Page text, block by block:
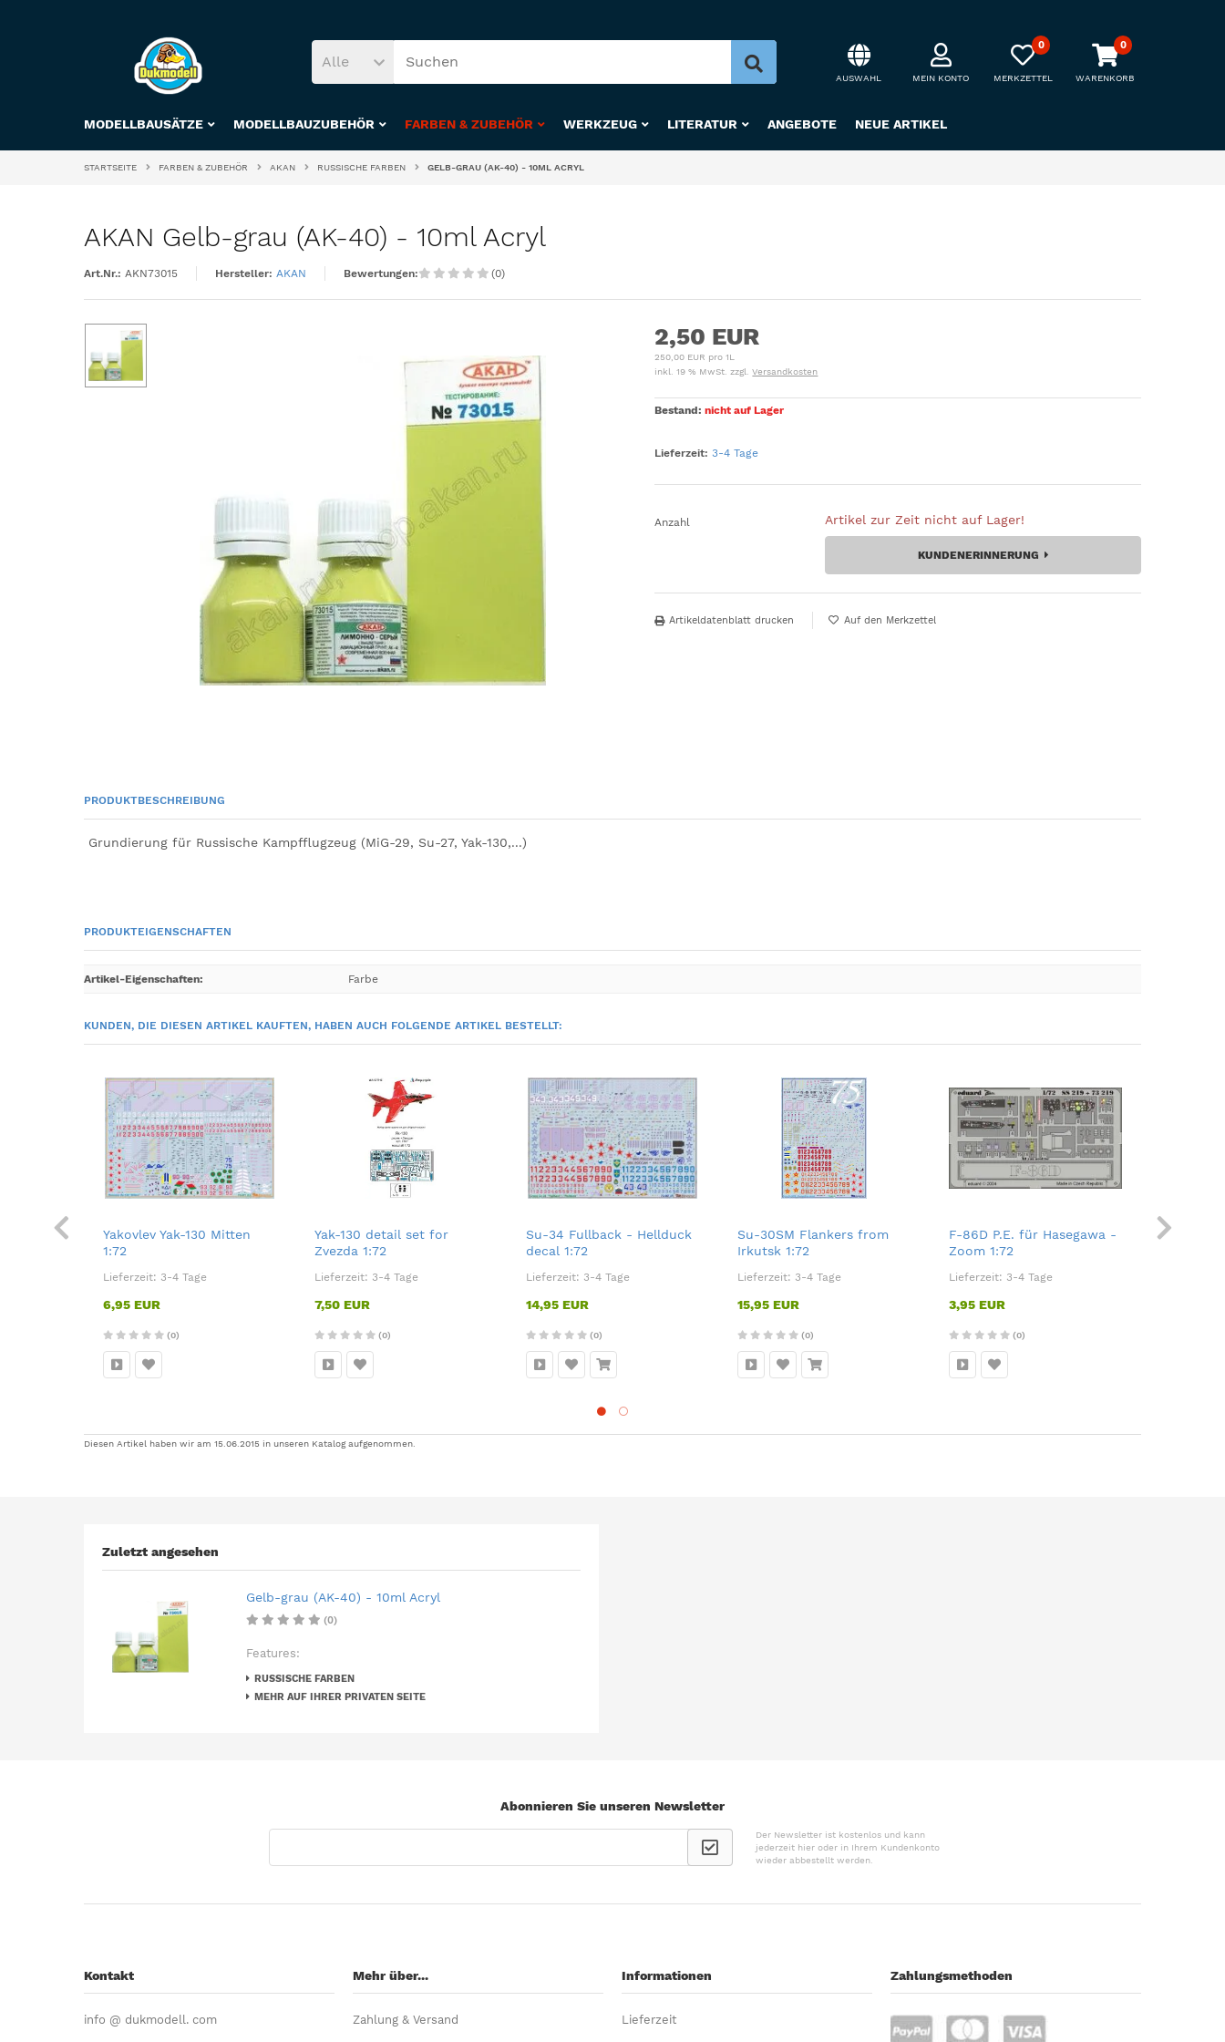
Alle
AUSWAHL MEIN KONTO
0
MERKZETTEL
0
WARENKORB
MODELLBAUSÄTZE MODELLBAUZUBEHÖR FARBEN & ZUBEHÖR WERKZEUG LITERATUR ANGEBOTE NEUE ARTIKEL
STARTSEITE FARBEN & ZUBEHÖR AKAN RUSSISCHE FARBEN GELB-GRAU (AK-40) - 10ML ACRYL
AKAN Gelb-grau (AK-40) - 10ml Acryl
Art.Nr.: AKN73015 Hersteller: AKAN Bewertungen: (0)
2,50 EUR
250,00 EUR pro 1L
inkl. 19 % MwSt. zzgl.Versandkosten
Bestand:nicht auf Lager
Lieferzeit: 3-4 Tage
Anzahl Artikel zur Zeit nicht auf Lager!
KUNDENERINNERUNG
Artikeldatenblatt drucken
PRODUKTBESCHREIBUNG
Grundierung für Russische Kampfflugzeug (MiG-29, Su-27, Yak-130,...)
PRODUKTEIGENSCHAFTEN
Artikel-Eigenschaften: Farbe
KUNDEN, DIE DIESEN ARTIKEL KAUFTEN, HABEN AUCH FOLGENDE ARTIKEL BESTELLT:
Special
Yakovlev Yak-130 Mitten
1:72
Lieferzeit: 3-4 Tage
6,95 EUR
(0)
Yak-130 detail set for
Zvezda 1:72
Lieferzeit: 3-4 Tage
7,50 EUR
(0)
Su-34 Fullback - Hellduck
decal 1:72
Lieferzeit: 3-4 Tage
14,95 EUR
(0)
Su-30SM Flankers from
Irkutsk 1:72
Lieferzeit: 3-4 Tage
15,95 EUR
(0)
F-86D P.E. für Hasegawa -
Zoom 1:72
Lieferzeit: 3-4 Tage
3,95 EUR
(0)
Mirage
Diesen Artikel haben wir am 15.06.2015 in unseren Katalog aufgenommen.
Zuletzt angesehen
Gelb-grau (AK-40) - 10ml Acryl
(0)
Features:
RUSSISCHE FARBEN
MEHR AUF IHRER PRIVATEN SEITE
Abonnieren Sie unseren Newsletter
Der Newsletter ist kostenlos und kann
jederzeit hier oder in Ihrem Kundenkonto
wieder abbestellt werden.
Kontakt
info @ dukmodell. com
Mehr über...
Zahlung & Versand
Informationen
Lieferzeit
Zahlungsmethoden